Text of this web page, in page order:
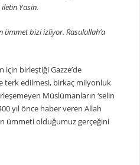
Yasin.
bizi izliyor. Rasulullah’a
için birleştiği Gazze’de
terk edilmesi, birkaç milyonluk
Müslümanların ‘selin
yıl önce haber veren Allah
ümmeti olduğumuz gerçeğini